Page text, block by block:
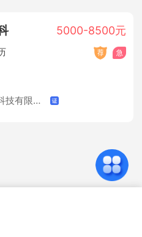
5000-8500元
信利（仁寿）高端显示科技有限公司